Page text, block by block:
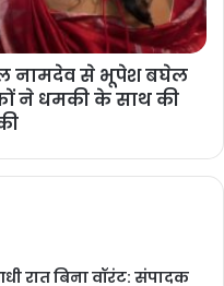
नामदेव से भूपेश बघेल
ने धमकी के साथ की
रात बिना वॉरंट: संपादक